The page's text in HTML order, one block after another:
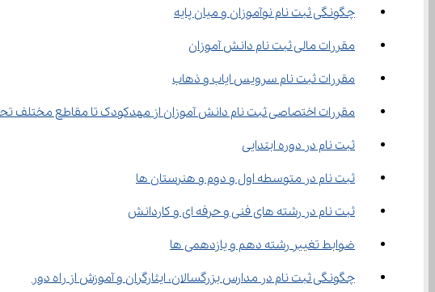
چگونگی ثبت نام نوآموزان و میان پایه
‌مقررات مالی ثبت نام دانش آموزان
مقررات ثبت نام سرویس ایاب و ذهاب
مقررات اختصاصی ثبت نام دانش آموزان از مهدکودک تا مقاطع مختلف
‌ثبت نام در دوره ابتدایی
ثبت نام در متوسطه اول و دوم و هنرستان ها
‌ثبت نام در رشته های فنی و حرفه ای و کاردانش
ضوابط تغییر رشته دهم و یازدهمی ها
چگونگی ثبت نام در مدارس بزرگسالان، ایثارگران و آموزش از راه دور